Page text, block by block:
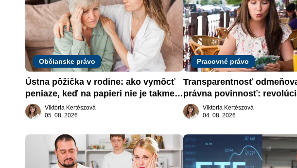
Občianske právo
Ústna pôžička v rodine: ako vymôcť
peniaze, keď na papieri nie je takmer
nič
Viktória Kertészová
05. 08. 2026
Pracovné právo
Transparentnosť
právna povinnosť:
slovenskom trhu práce
Viktória Kertészová
04. 08. 2026